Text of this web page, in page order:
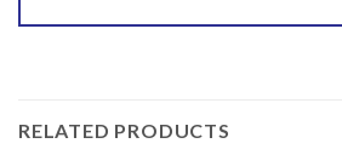
RELATED PRODUCTS